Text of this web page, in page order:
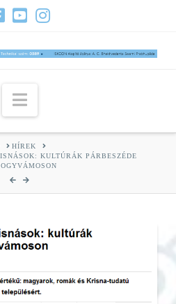
Navigation
HOMEHÍREK
KULTÚRÁK PÁRBESZÉDE